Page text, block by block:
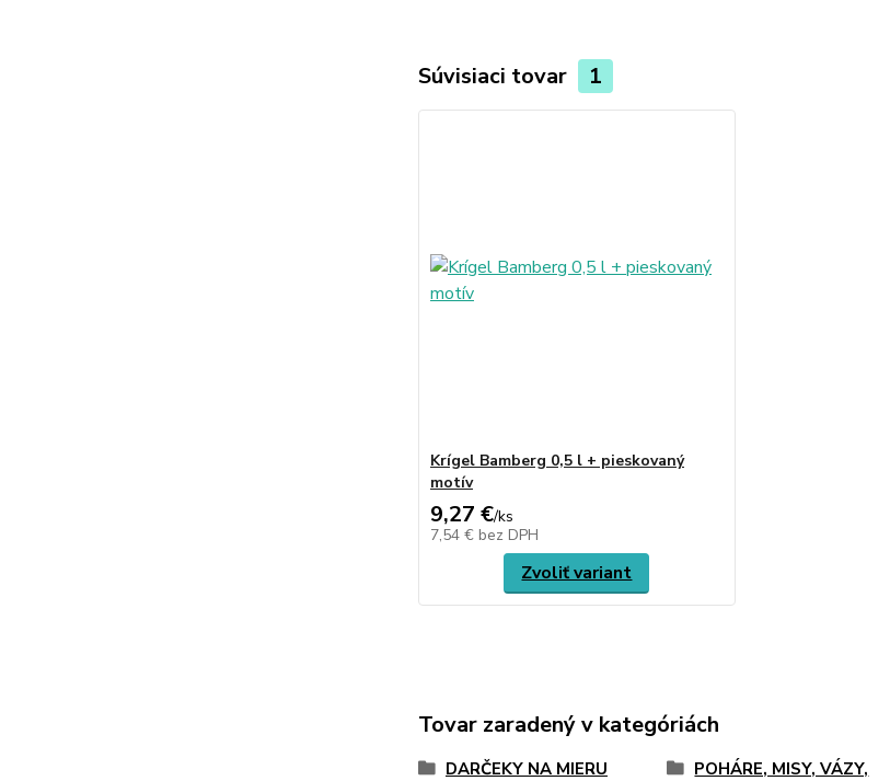
Súvisiaci tovar 1
Krígel Bamberg 0,5 l + pieskovaný
motív
9,27 €/ks
7,54 € bez DPH
Zvoliť variant
Tovar zaradený v kategóriách
DARČEKY NA MIERU
POHÁRE, MISY, VÁZY,